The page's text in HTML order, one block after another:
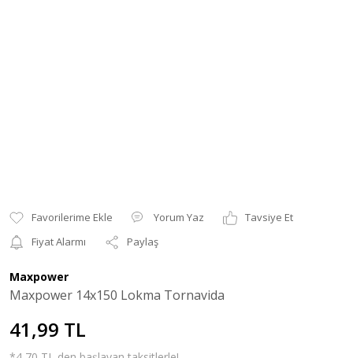
Yorum Yaz
Tavsiye Et
Fiyat Alarmı
Paylaş
Maxpower
Maxpower 14x150 Lokma Tornavida
41,99 TL